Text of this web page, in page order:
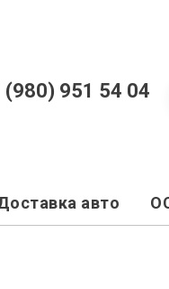
(980) 951 54 04
авто